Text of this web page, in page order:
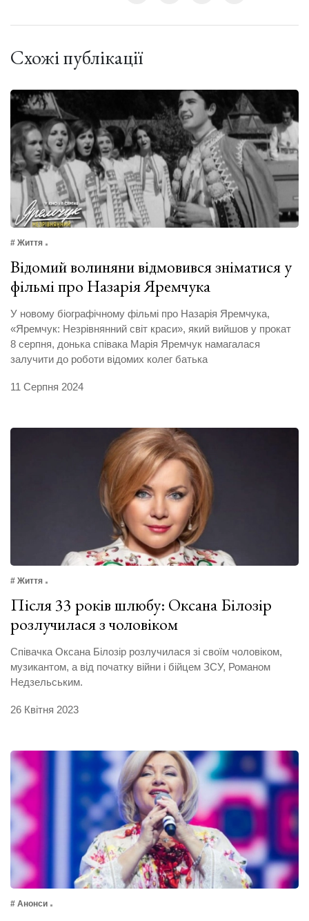
Схожі публікації
# Життя
Відомий волиняни відмовився зніматися у
фільмі про Назарія Яремчука
У новому біографічному фільмі про Назарія Яремчука,
«Яремчук: Незрівнянний світ краси», який вийшов у прокат
8 серпня, донька співака Марія Яремчук намагалася
залучити до роботи відомих колег батька
11 Серпня 2024
# Життя
Після 33 років шлюбу: Оксана Білозір
розлучилася з чоловіком
Співачка Оксана Білозір розлучилася зі своїм чоловіком,
музикантом, а від початку війни і бійцем ЗСУ, Романом
Недзельським.
26 Квітня 2023
# Анонси